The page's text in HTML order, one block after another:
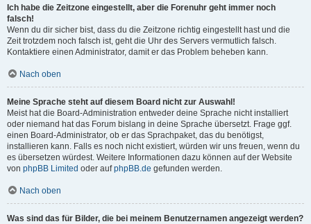
Ich habe die Zeitzone eingestellt, aber die Forenuhr geht immer noch
falsch!
Wenn du dir sicher bist, dass du die Zeitzone richtig eingestellt hast und die
Zeit trotzdem noch falsch ist, geht die Uhr des Servers vermutlich falsch.
Kontaktiere einen Administrator, damit er das Problem beheben kann.
Nach oben
Meine Sprache steht auf diesem Board nicht zur Auswahl!
Meist hat die Board-Administration entweder deine Sprache nicht installiert
oder niemand hat das Forum bislang in deine Sprache übersetzt. Frage ggf.
einen Board-Administrator, ob er das Sprachpaket, das du benötigst,
installieren kann. Falls es noch nicht existiert, würden wir uns freuen, wenn du
es übersetzen würdest. Weitere Informationen dazu können auf der Website
von phpBB Limited oder aufphpBB.de gefunden werden.
Nach oben
Was sind das für Bilder, die bei meinem Benutzernamen angezeigt werden?